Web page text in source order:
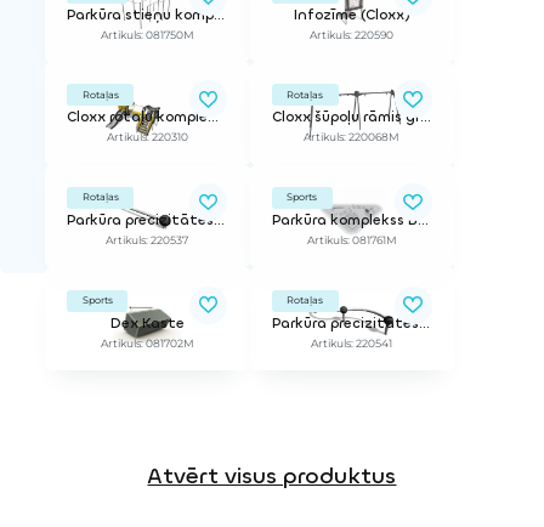
Parkūra stieņu komplekts S
Artikuls: 081750M
Infozīme (Cloxx)
Artikuls: 220590
Rotaļas
Cloxx rotaļu komplekss Rādijs
Artikuls: 220310
Rotaļas
Cloxx šūpoļu rāmis grozam un 2 sēdeklīšiem (sēdeklīši nav iekļauti)
Artikuls: 220068M
Rotaļas
Parkūra precizitātes stienis (papildsekcija)
Artikuls: 220537
Sports
Parkūra komplekss Balanss
Artikuls: 081761M
Sports
Dex Kaste
Artikuls: 081702M
Rotaļas
Parkūra precizitātes stienis
Artikuls: 220541
Atvērt visus produktus